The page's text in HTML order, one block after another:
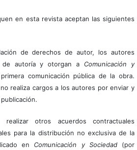
en esta revista aceptan las siguientes
de derechos de autor, los autores
de autoría y otorgan a Comunicación y
comunicación pública de la obra.
no realiza cargos a los autores por enviar y
realizar otros acuerdos contractuales
para la distribución no exclusiva de la
en Comunicación y Sociedad(por